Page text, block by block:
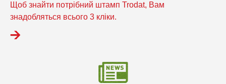
Щоб знайти потрібний штамп Trodat, Вам
знадобляться всього 3 кліки.